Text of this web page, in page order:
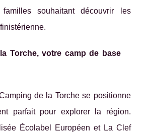
souhaitant découvrir les
Torche, votre camp de base
de la Torche se positionne
parfait pour explorer la région.
Écolabel Européen et La Clef